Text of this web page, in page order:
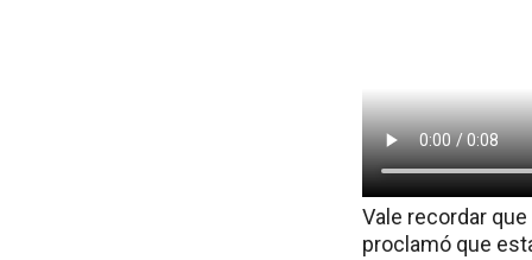
Vale recordar
proclamó que